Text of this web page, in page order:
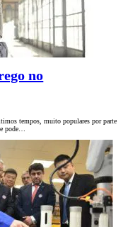
no
tempos, muito populares por parte
pode…